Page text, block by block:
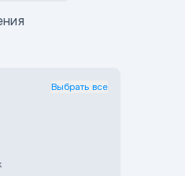
Выбрать все